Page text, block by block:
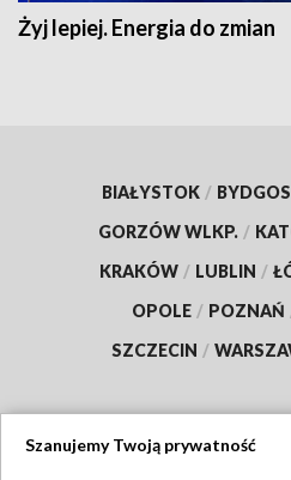
Żyj lepiej. Energia do zmian
BIAŁYSTOK /
GORZÓW WLKP. /
KRAKÓW / LUBLIN /
OPOLE / POZNAŃ
SZCZECIN /
Szanujemy Twoją prywatność